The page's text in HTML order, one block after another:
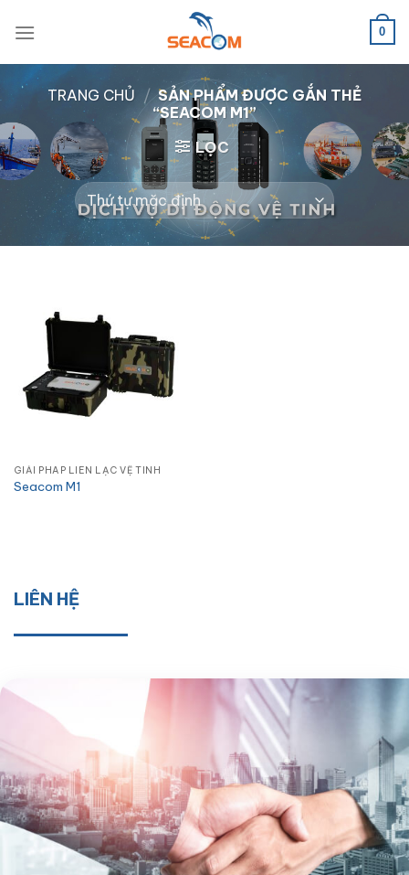
qua
dung
0
TRANG CHỦ / SẢN PHẨM ĐƯỢC GẮN THẺ
“SEACOM M1”
LỌC
GIẢI PHÁP LIÊN LẠC VỆ TINH
Seacom M1
LIÊN HỆ